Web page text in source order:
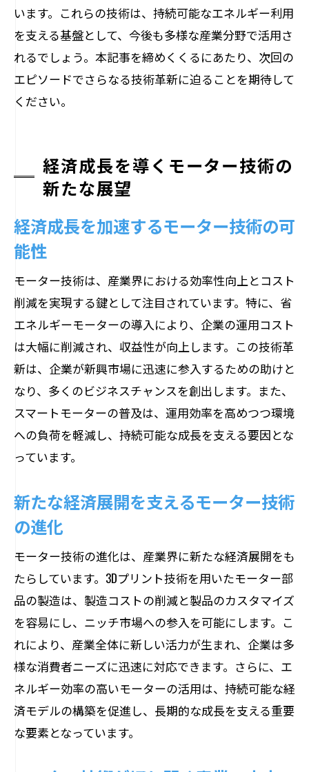
います。これらの技術は、持続可能なエネルギー利用
を支える基盤として、今後も多様な産業分野で活用さ
れるでしょう。本記事を締めくくるにあたり、次回の
エピソードでさらなる技術革新に迫ることを期待して
ください。
経済成長を導くモーター技術の
新たな展望
経済成長を加速するモーター技術の可
能性
モーター技術は、産業界における効率性向上とコスト
削減を実現する鍵として注目されています。特に、省
エネルギーモーターの導入により、企業の運用コスト
は大幅に削減され、収益性が向上します。この技術革
新は、企業が新興市場に迅速に参入するための助けと
なり、多くのビジネスチャンスを創出します。また、
スマートモーターの普及は、運用効率を高めつつ環境
への負荷を軽減し、持続可能な成長を支える要因とな
っています。
新たな経済展開を支えるモーター技術
の進化
モーター技術の進化は、産業界に新たな経済展開をも
たらしています。3Dプリント技術を用いたモーター部
品の製造は、製造コストの削減と製品のカスタマイズ
を容易にし、ニッチ市場への参入を可能にします。こ
れにより、産業全体に新しい活力が生まれ、企業は多
様な消費者ニーズに迅速に対応できます。さらに、エ
ネルギー効率の高いモーターの活用は、持続可能な経
済モデルの構築を促進し、長期的な成長を支える重要
な要素となっています。